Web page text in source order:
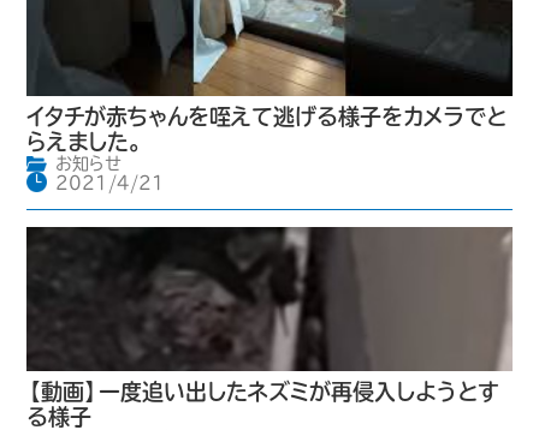
イタチが赤ちゃんを咥えて逃げる様子をカメラでと
らえました。
お知らせ
2021/4/21
【動画】一度追い出したネズミが再侵入しようとす
る様子